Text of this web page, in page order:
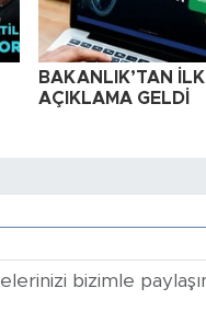
BAKANLIK’TAN İLK
AÇIKLAMA GELDİ